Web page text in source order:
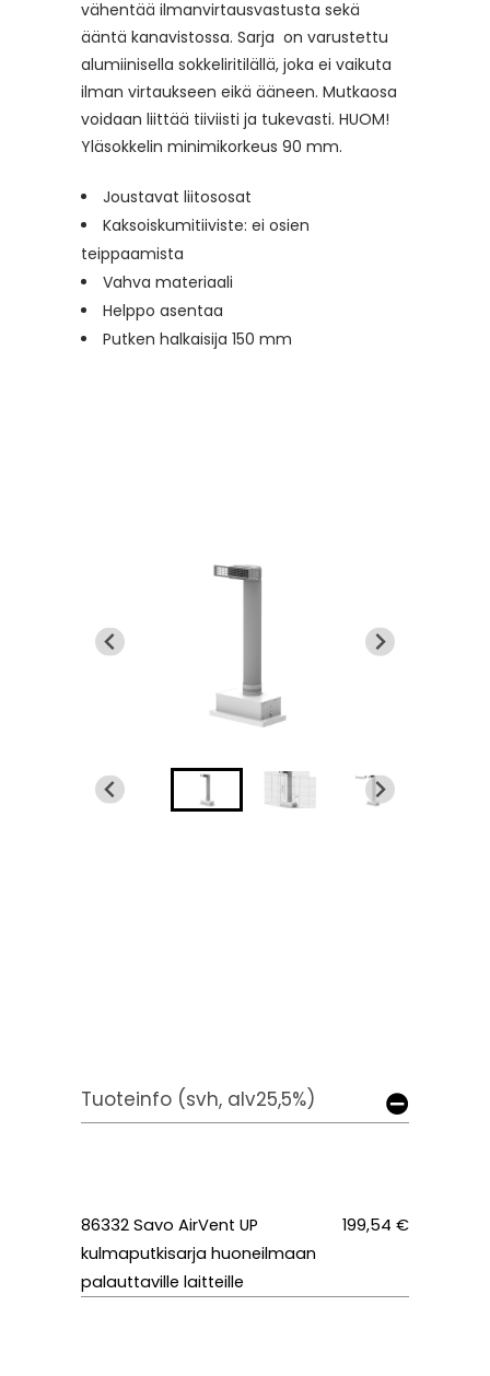
vähentää ilmanvirtausvastusta sekä
ääntä kanavistossa. Sarja on varustettu
alumiinisella sokkeliritilällä, joka ei vaikuta
ilman virtaukseen eikä ääneen. Mutkaosa
voidaan liittää tiiviisti ja tukevasti. HUOM!
Yläsokkelin minimikorkeus 90 mm.
Joustavat liitososat
Kaksoiskumitiiviste: ei osien
teippaamista
Vahva materiaali
Helppo asentaa
Putken halkaisija 150 mm
Tuoteinfo (svh, alv25,5%)
86332 Savo AirVent UP
kulmaputkisarja huoneilmaan
palauttaville laitteille
199,54 €